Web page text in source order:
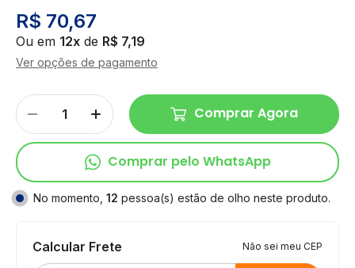
R$ 70,67
Ou em 12x de R$ 7,19
Ver opções de pagamento
Comprar Agora
Comprar pelo WhatsApp
No momento, 12 pessoa(s) estão de olho neste produto.
Calcular Frete Não sei meu CEP